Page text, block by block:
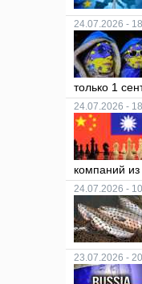
24.07.2026 -
только 1
24.07.2026 -
компаний из
24.07.2026 -
23.07.2026 -